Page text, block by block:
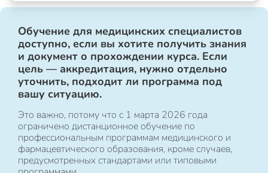
Обучение для медицинских специалистов
доступно, если вы хотите получить знания
и документ о прохождении курса. Если
цель — аккредитация, нужно отдельно
уточнить, подходит ли программа под
вашу ситуацию.
Это важно, потому что с 1 марта 2026 года
ограничено дистанционное обучение по
профессиональным программам медицинского и
фармацевтического образования, кроме случаев,
предусмотренных стандартами или типовыми